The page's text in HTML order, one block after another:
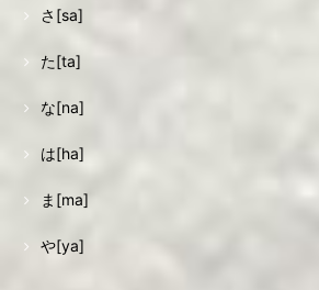
さ[sa]
た[ta]
な[na]
は[ha]
ま[ma]
や[ya]